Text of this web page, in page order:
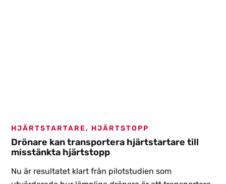
HJÄRTSTARTARE, HJÄRTSTOPP
Drönare kan transportera hjärtstartare till
misstänkta hjärtstopp
Nu är resultatet klart från pilotstudien som